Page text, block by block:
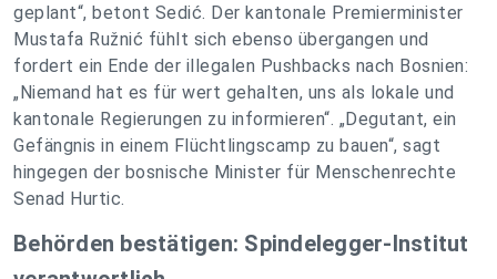
geplant“, betont Sedić. Der kantonale Premierminister
Mustafa Ružnić fühlt sich ebenso übergangen und
fordert ein Ende der illegalen Pushbacks nach Bosnien:
„Niemand hat es für wert gehalten, uns als lokale und
kantonale Regierungen zu informieren“. „Degutant, ein
Gefängnis in einem Flüchtlingscamp zu bauen“, sagt
hingegen der bosnische Minister für Menschenrechte
Senad Hurtic.
Behörden bestätigen: Spindelegger-Institut